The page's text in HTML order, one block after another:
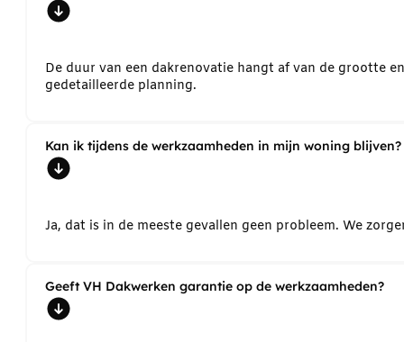
De duur van een dakrenovatie hangt af van de grootte
gedetailleerde planning.
Kan ik tijdens de werkzaamheden in mijn woning blijven?
Ja, dat is in de meeste gevallen geen probleem. We
Geeft VH Dakwerken garantie op de werkzaamheden?